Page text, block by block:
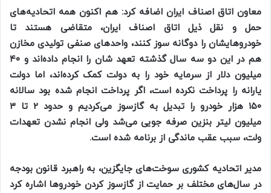
معاون اتاق اصناف ایران اضافه کرد: هم اکنون همه اتحادیه‌های
حمل و نقل ذیل اتاق اصناف ایران، متقاضی هستند تا
خودروهایشان را دوگانه سوز کنند، واحد‌های صنفی تولیدی مخازن
هم در این دو سه سال گذشته تعهد شان را انجام داده‌اند و ۴۰
میلیون دلار از سرمایه خود را به دولت کمک کرده‌اند، اما دولت
یارانه را پرداخت نکرده است، اگر پرداخت انجام شده بود سالانه
۱۵۰ هزار خودرو را تبدیل به گازسوز می‌کردیم و حدود ۲ تا ۳
میلیون لیتر بنزین صرفه جویی می‌شد ولی انجام نشدن تعهدات
ولت، سبب عقب ماندگی از برنامه شده است.
مدیر اتحادیه کشوری سوخت‌های جایگزین، به راهبرد قانون بودجه
در سال‌های مختلف بر حمایت از گازسوز کردن خودرو‌ها اشاره کرد